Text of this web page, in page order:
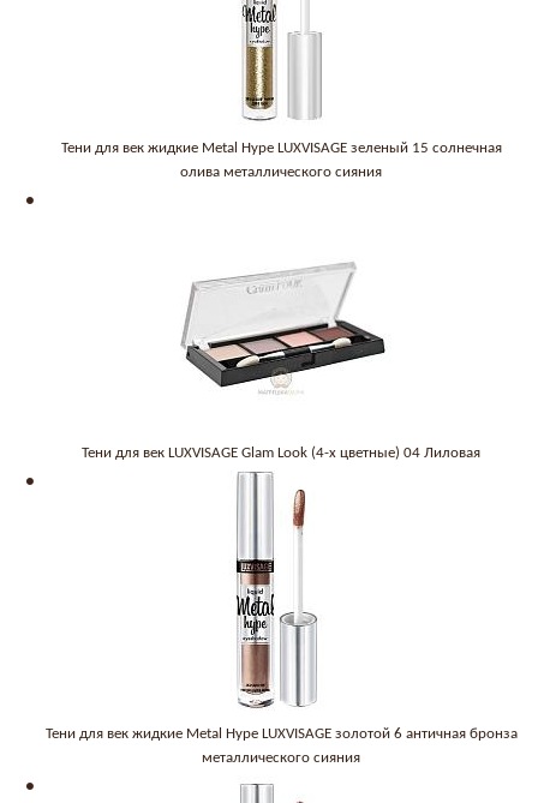
Тени для век жидкие Metal Hype LUXVISAGE зеленый 15 солнечная
олива металлического сияния
Тени для век LUXVISAGE Glam Look (4-х цветные) 04 Лиловая
Тени для век жидкие Metal Hype LUXVISAGE золотой 6 античная бронза
металлического сияния